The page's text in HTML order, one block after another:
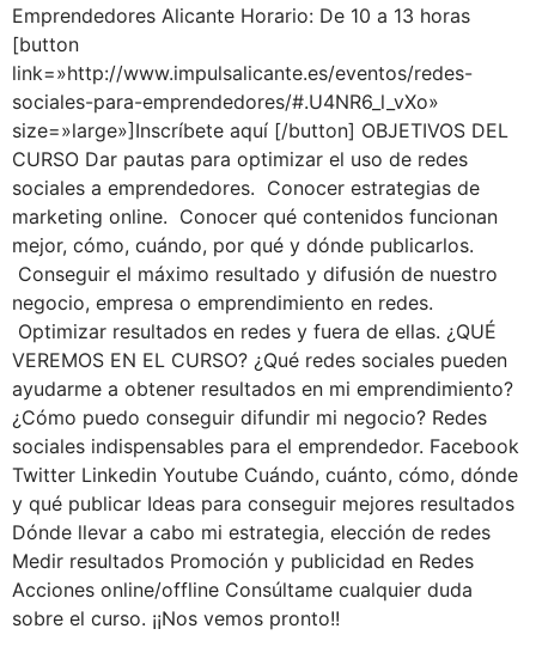
Emprendedores Alicante Horario: De 10 a 13 horas
[button
link=»http://www.impulsalicante.es/eventos/redes-
sociales-para-emprendedores/#.U4NR6_l_vXo»
size=»large»]Inscríbete aquí [/button] OBJETIVOS DEL
CURSO Dar pautas para optimizar el uso de redes
sociales a emprendedores. Conocer estrategias de
marketing online. Conocer qué contenidos funcionan
mejor, cómo, cuándo, por qué y dónde publicarlos.
Conseguir el máximo resultado y difusión de nuestro
negocio, empresa o emprendimiento en redes.
Optimizar resultados en redes y fuera de ellas. ¿QUÉ
VEREMOS EN EL CURSO? ¿Qué redes sociales pueden
ayudarme a obtener resultados en mi emprendimiento?
¿Cómo puedo conseguir difundir mi negocio? Redes
sociales indispensables para el emprendedor. Facebook
Twitter Linkedin Youtube Cuándo, cuánto, cómo, dónde
y qué publicar Ideas para conseguir mejores resultados
Dónde llevar a cabo mi estrategia, elección de redes
Medir resultados Promoción y publicidad en Redes
Acciones online/offline Consúltame cualquier duda
sobre el curso. ¡¡Nos vemos pronto!!